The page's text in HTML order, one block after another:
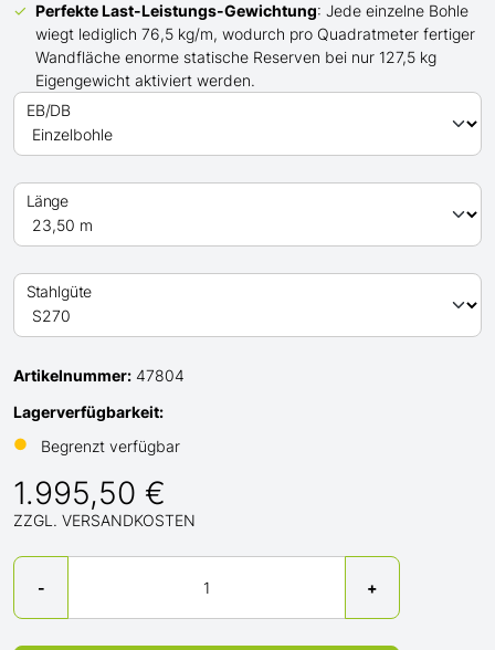
Perfekte Last-Leistungs-Gewichtung: Jede einzelne Bohle
wiegt lediglich 76,5 kg/m, wodurch pro Quadratmeter fertiger
Wandfläche enorme statische Reserven bei nur 127,5 kg
Eigengewicht aktiviert werden.
EB/DB
Länge
Stahlgüte
Artikelnummer: 47804
Lagerverfügbarkeit:
●
Begrenzt verfügbar
1.995,50 €
ZZGL. VERSANDKOSTEN
-
Menge
+